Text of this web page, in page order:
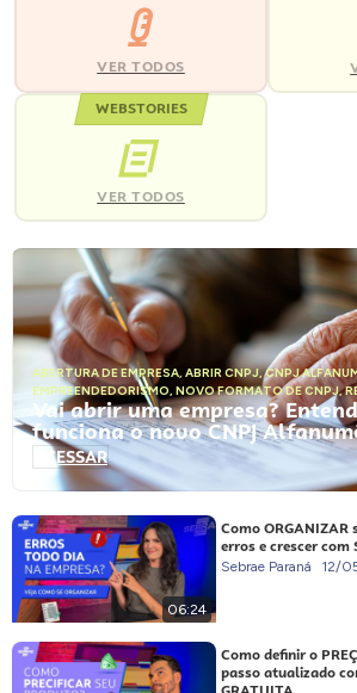
VER TODOS
WEBSTORIES
VER TODOS
ABERTURA DE EMPRESA, ABRIR CNPJ,CNPJ
EMPREENDEDORISMO, NOVO FORMATO DE CNPJ,
Vai abrir uma empresa?
funciona o novo CNPJ
ACESSAR
06:24
Como ORGANIZAR
erros e crescer com
Sebrae Paraná 12/
Como definir o
passo atualizado